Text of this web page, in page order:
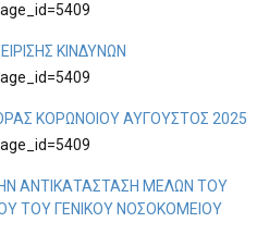
ΚΙΝΔΎΝΩΝ
ΚΟΡΩΝΟΙΟΥ ΑΥΓΟΥΣΤΟΣ 2025
ΑΝΤΙΚΑΤΆΣΤΑΣΗ ΜΕΛΏΝ ΤΟΥ
ΤΟΥ ΓΕΝΙΚΟΎ ΝΟΣΟΚΟΜΕΊΟΥ